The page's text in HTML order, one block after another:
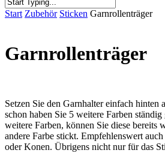
Start Zubehör Sticken Garnrollenträger
Garnrollenträger
Setzen Sie den Garnhalter einfach hinten
schon haben Sie 5 weitere Farben
weitere Farben, können Sie diese bereits
andere Farbe stickt. Empfehlenswert
oder Konen. Übrigens nicht nur für das